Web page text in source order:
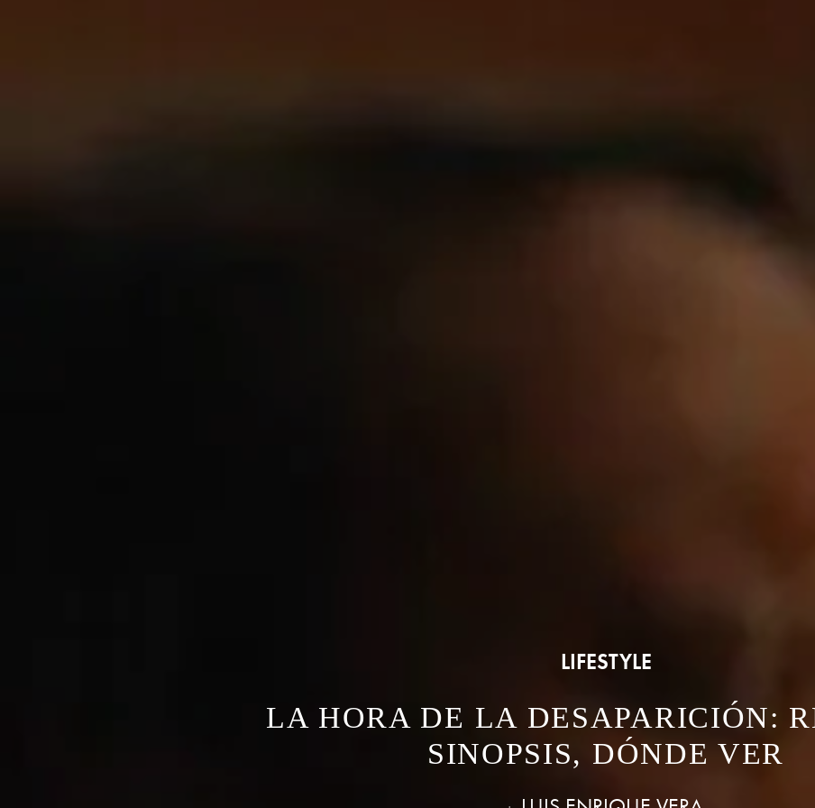
LIFESTYLE
LA HORA DE LA DESAPARICIÓN:
SINOPSIS, DÓNDE VER